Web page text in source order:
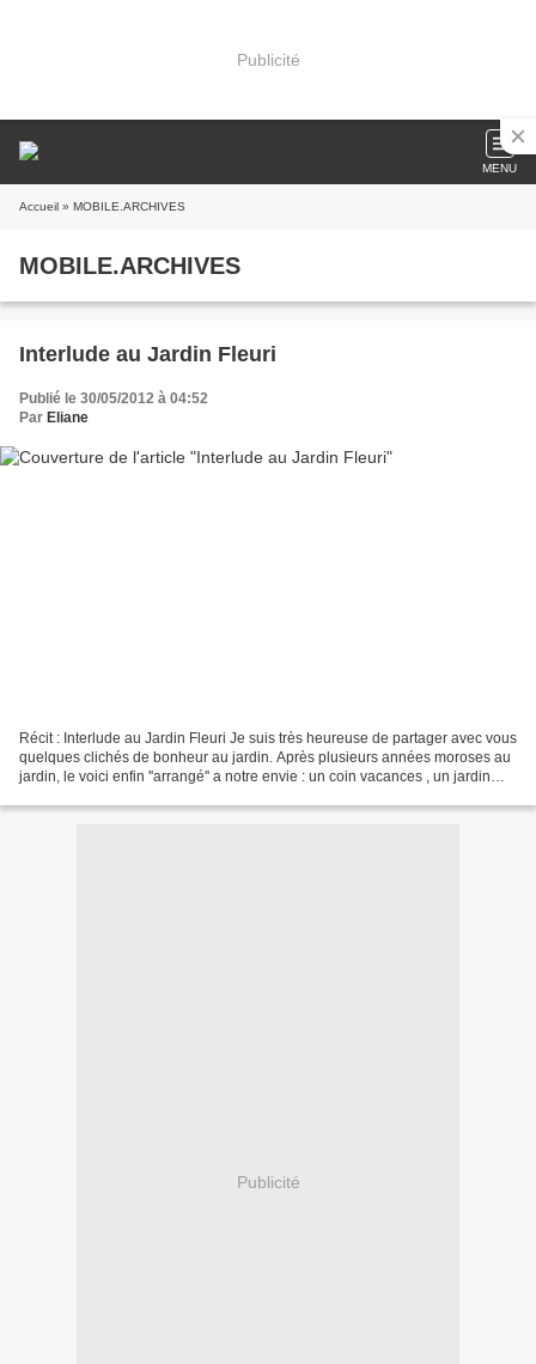
Publicité
MENU
Accueil » MOBILE.ARCHIVES
MOBILE.ARCHIVES
Interlude au Jardin Fleuri
Publié le 30/05/2012 à 04:52
Par Eliane
Récit : Interlude au Jardin Fleuri Je suis très heureuse de partager avec vous
quelques clichés de bonheur au jardin. Après plusieurs années moroses au
jardin, le voici enfin ''arrangé'' a notre envie : un coin vacances , un jardin
Publicité